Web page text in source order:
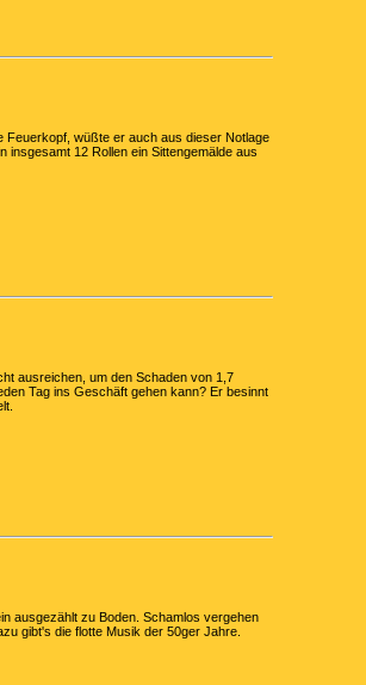
wüßte er auch aus dieser Notlage
12 Rollen ein Sittengemälde aus
ausreichen, um den Schaden von 1,7
Tag ins Geschäft gehen kann? Er besinnt
ausgezählt zu Boden. Schamlos vergehen
gibt's die flotte Musik der 50ger Jahre.